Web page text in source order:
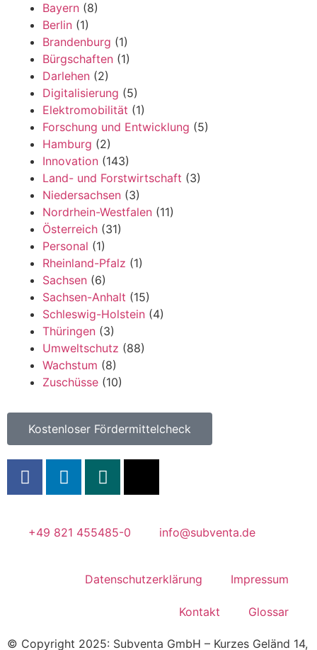
Bayern (8)
Berlin (1)
Brandenburg (1)
Bürgschaften (1)
Darlehen (2)
Digitalisierung (5)
Elektromobilität (1)
Forschung und Entwicklung (5)
Hamburg (2)
Innovation (143)
Land- und Forstwirtschaft (3)
Niedersachsen (3)
Nordrhein-Westfalen (11)
Österreich (31)
Personal (1)
Rheinland-Pfalz (1)
Sachsen (6)
Sachsen-Anhalt (15)
Schleswig-Holstein (4)
Thüringen (3)
Umweltschutz (88)
Wachstum (8)
Zuschüsse (10)
Kostenloser Fördermittelcheck
+49 821 455485-0 info@subventa.de
Datenschutzerklärung Impressum
Kontakt Glossar
© Copyright 2025: Subventa GmbH – Kurzes Geländ 14,